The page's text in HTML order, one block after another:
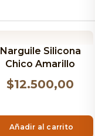
Narguile Silicona
Chico Amarillo
$12.500,00
Añadir al carrito